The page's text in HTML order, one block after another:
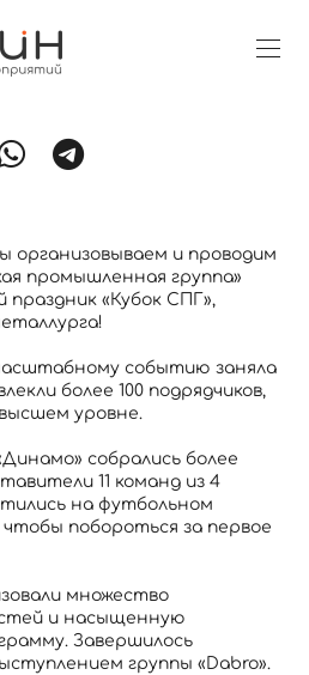
организовываем и проводим
промышленная группа»
«Кубок СПГ»,
событию заняла
более 100 подрядчиков,
уровне.
собрались более
11 команд из 4
на футбольном
чтобы побороться за первое
множество
и насыщенную
Завершилось
группы «Dabro».